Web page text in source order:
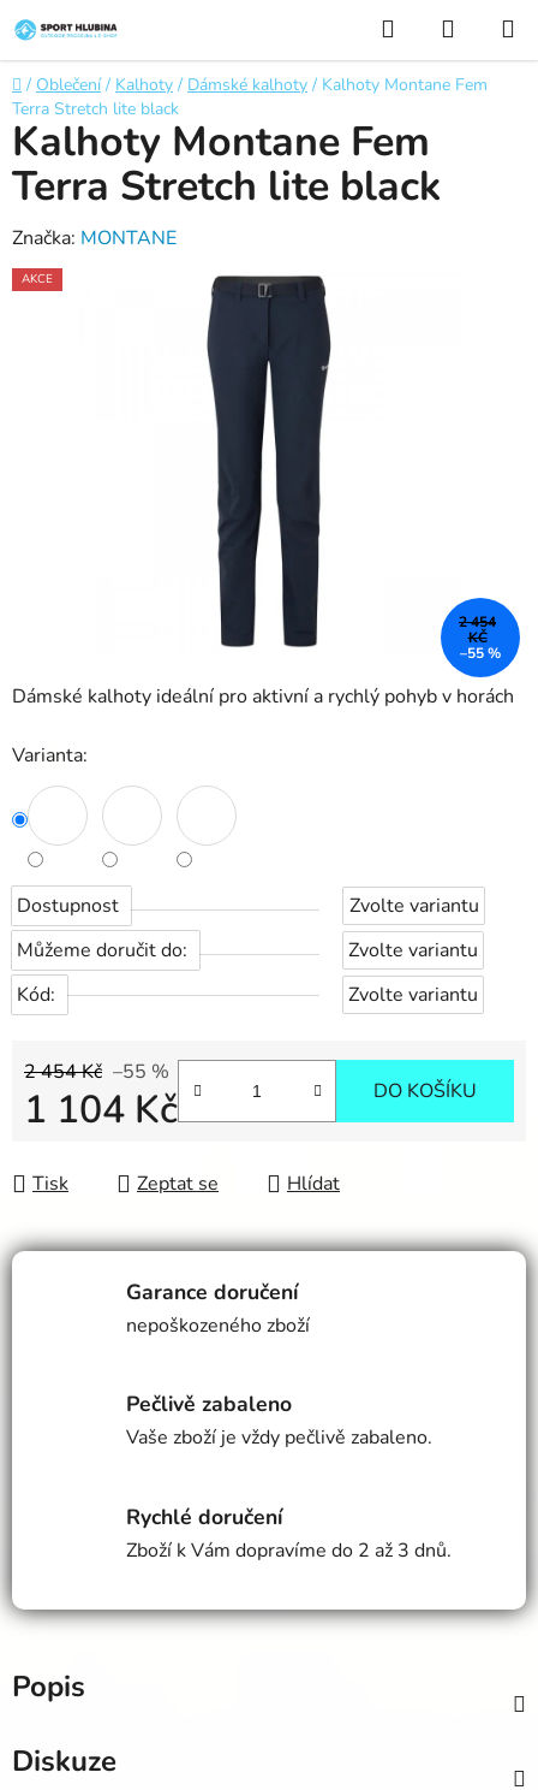
na
obsah
Hledat
KOŠÍK
Domů
/ Oblečení / Kalhoty / Dámské kalhoty / Kalhoty Montane Fem
Terra Stretch lite black
Dámské kalhoty ideální pro aktivní a rychlý pohyb v horách
Varianta:
Dostupnost
Zvolte variantu
Můžeme doručit do:
Zvolte variantu
Kód:
Zvolte variantu
2 454 Kč –55 %
1 104 Kč DO KOŠÍKU
Tisk Zeptat se Hlídat
Kalhoty Montane Fem
Terra Stretch lite black
Značka: MONTANE
AKCE
2 454
KČ
–55 %
Garance doručení
nepoškozeného zboží
Pečlivě zabaleno
Vaše zboží je vždy pečlivě zabaleno.
Rychlé doručení
Zboží k Vám dopravíme do 2 až 3 dnů.
Popis
Diskuze